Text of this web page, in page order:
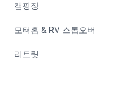
캠핑장
모터홈 & RV 스톱오버
리트릿